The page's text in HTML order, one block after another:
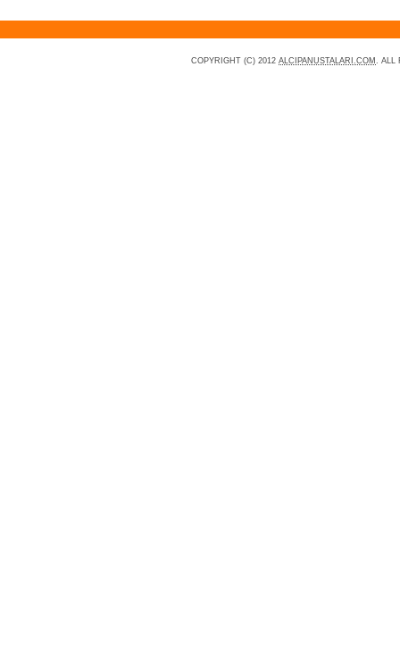
COPYRIGHT (C) 2012 ALCIPANUSTALARI.COM . ALL